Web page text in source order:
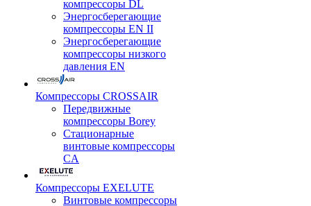
компрессоры DL
Энергосберегающие
компрессоры EN II
Энергосберегающие
компрессоры низкого
давления EN
Компрессоры CROSSAIR
Передвижные
компрессоры Borey
Стационарные
винтовые компрессоры
CA
Компрессоры EXELUTE
Винтовые компрессоры